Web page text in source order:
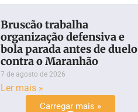
Bruscão trabalha
organização defensiva e
bola parada antes de duelo
contra o Maranhão
7 de agosto de 2026
Ler mais »
Carregar mais »